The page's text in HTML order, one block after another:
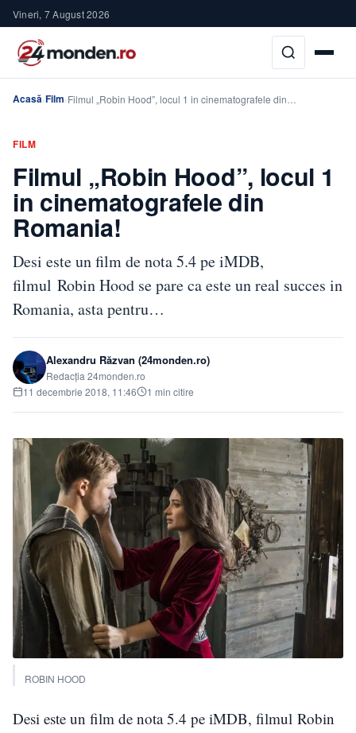
Vineri, 7 August 2026
Acasă›Film›Filmul „Robin Hood”, locul 1 in cinematografele din…
FILM
Filmul „Robin Hood”, locul 1
in cinematografele din
Romania!
Desi este un film de nota 5.4 pe iMDB,
filmul Robin Hood se pare ca este un real succes in
Romania, asta pentru…
Alexandru Răzvan (24monden.ro)
Redacția 24monden.ro
11 decembrie 2018, 11:46
1 min citire
ROBIN HOOD
Desi este un film de nota 5.4 pe iMDB, filmul Robin